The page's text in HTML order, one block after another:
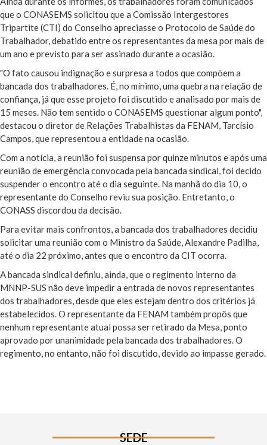
que o CONASEMS solicitou que a Comissão Intergestores
Tripartite (CTI) do Conselho apreciasse o Protocolo de Saúde do
Trabalhador, debatido entre os representantes da mesa por mais de
um ano e previsto para ser assinado durante a ocasião.
"O fato causou indignação e surpresa a todos que compõem a
bancada dos trabalhadores. É, no mínimo, uma quebra na relação de
confiança, já que esse projeto foi discutido e analisado por mais de
15 meses. Não tem sentido o CONASEMS questionar algum ponto",
destacou o diretor de Relações Trabalhistas da FENAM, Tarcísio
Campos, que representou a entidade na ocasião.
Com a notícia, a reunião foi suspensa por quinze minutos e após uma
reunião de emergência convocada pela bancada sindical, foi decido
suspender o encontro até o dia seguinte. Na manhã do dia 10, o
representante do Conselho reviu sua posição. Entretanto, o
CONASS discordou da decisão.
Para evitar mais confrontos, a bancada dos trabalhadores decidiu
solicitar uma reunião com o Ministro da Saúde, Alexandre Padilha,
até o dia 22 próximo, antes que o encontro da CIT ocorra.
A bancada sindical definiu, ainda, que o regimento interno da
MNNP-SUS não deve impedir a entrada de novos representantes
dos trabalhadores, desde que eles estejam dentro dos critérios já
estabelecidos. O representante da FENAM também propôs que
nenhum representante atual possa ser retirado da Mesa, ponto
aprovado por unanimidade pela bancada dos trabalhadores. O
regimento, no entanto, não foi discutido, devido ao impasse gerado.
SEDE